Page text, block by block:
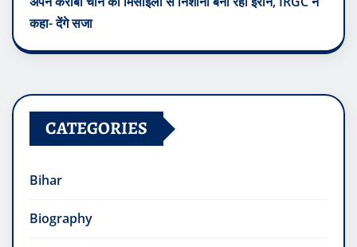
कहा- देंगे सजा
CATEGORIES
Bihar
Biography